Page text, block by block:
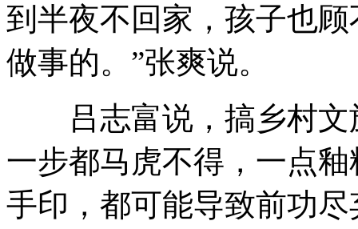
到半夜不回家，孩子也
做事的。”张爽说。
吕志富说，搞乡村文
一步都马虎不得，一点
手印，都可能导致前功